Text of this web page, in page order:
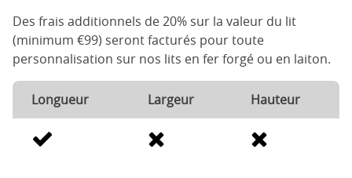
Des frais additionnels de 20% sur la valeur du lit
(minimum €99) seront facturés pour toute
personnalisation sur nos lits en fer forgé ou en laiton.
Longueur Largeur Hauteur